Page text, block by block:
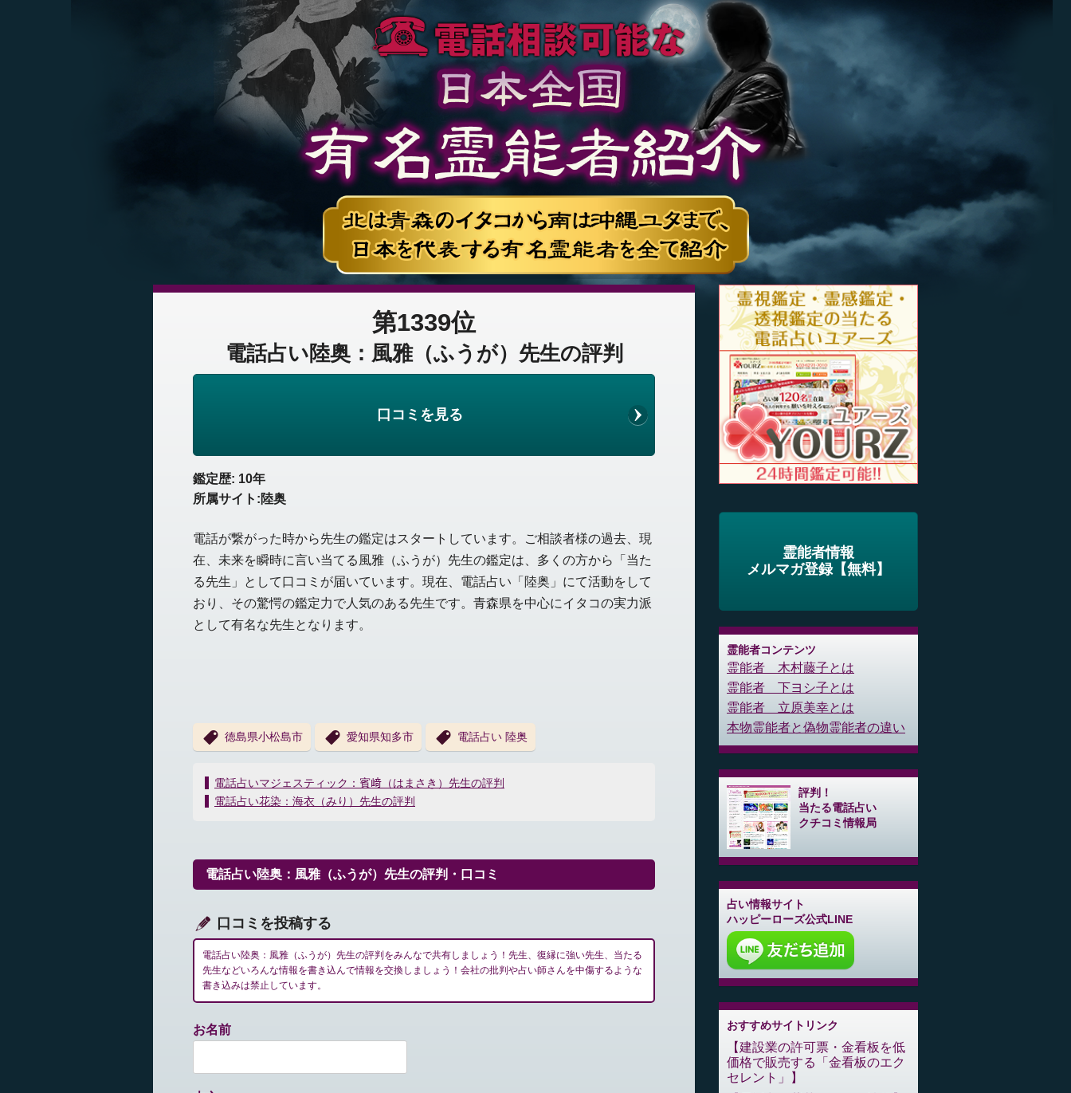
第1339位
電話占い陸奥：風雅（ふうが）先生の評判
口コミを見る
鑑定歴: 10年
所属サイト:陸奥
電話が繋がった時から先生の鑑定はスタートしています。ご相談者様の過去、現
在、未来を瞬時に言い当てる風雅（ふうが）先生の鑑定は、多くの方から「当た
る先生」として口コミが届いています。現在、電話占い「陸奥」にて活動をして
おり、その驚愕の鑑定力で人気のある先生です。青森県を中心にイタコの実力派
として有名な先生となります。
徳島県小松島市 愛知県知多市 電話占い 陸奥
投
稿
ー
シ
ン
電話占いマジェスティック：賓﨑（はまさき）先生の評判
電話占い花染：海衣（みり）先生の評判
電話占い陸奥：風雅（ふうが）先生の評判・口コミ
口コミを投稿する
電話占い陸奥：風雅（ふうが）先生の評判をみんなで共有しましょう！先生、復縁に強い先生、当たる
先生などいろんな情報を書き込んで情報を交換しましょう！会社の批判や占い師さんを中傷するような
書き込みは禁止しています。
お名前
霊能者情報
メルマガ登録【無料】
霊能者コンテンツ
霊能者 木村藤子とは
霊能者 下ヨシ子とは
霊能者 立原美幸とは
本物霊能者と偽物霊能者の違い
評判！
当たる電話占い
クチコミ情報局
占い情報サイト
ハッピーローズ公式LINE
おすすめサイトリンク
建設業の許可票・金看板を低
価格で販売する「金看板のエク
セレント」